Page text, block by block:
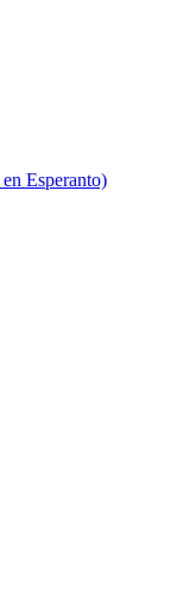
Esperanto)